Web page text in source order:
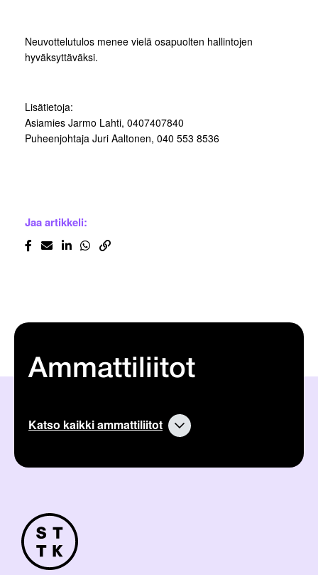
Neuvottelutulos menee vielä osapuolten hallintojen
hyväksyttäväksi.
Lisätietoja:
Asiamies Jarmo Lahti, 0407407840
Puheenjohtaja Juri Aaltonen, 040 553 8536
Jaa artikkeli:
Ammattiliitot
Katso kaikki ammattiliitot